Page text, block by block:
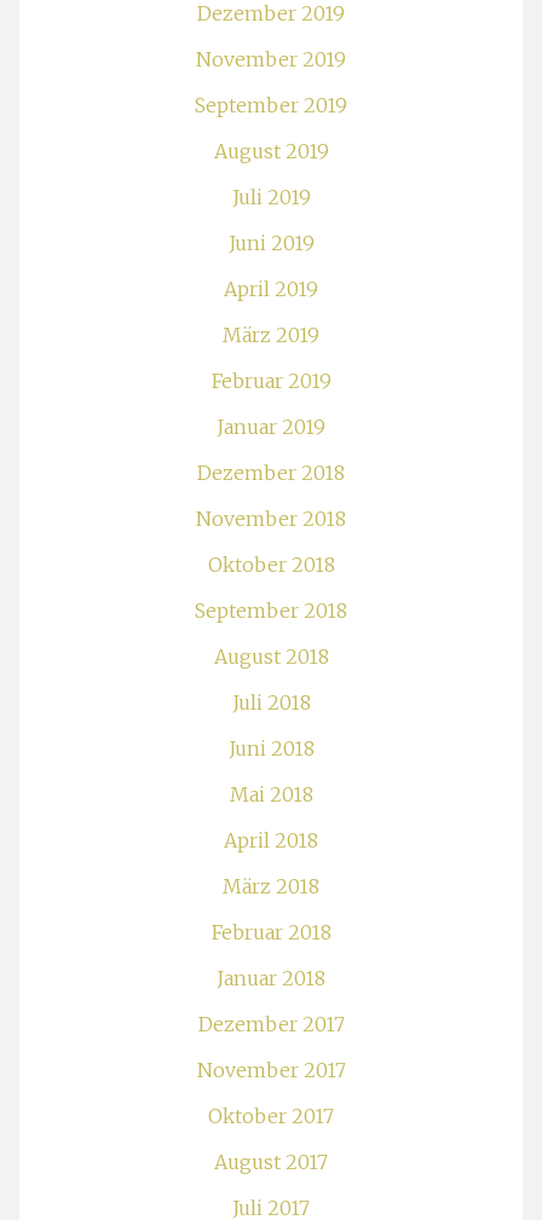
Dezember 2019
November 2019
September 2019
August 2019
Juli 2019
Juni 2019
April 2019
März 2019
Februar 2019
Januar 2019
Dezember 2018
November 2018
Oktober 2018
September 2018
August 2018
Juli 2018
Juni 2018
Mai 2018
April 2018
März 2018
Februar 2018
Januar 2018
Dezember 2017
November 2017
Oktober 2017
August 2017
Juli 2017